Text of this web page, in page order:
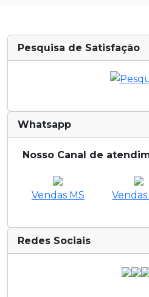
Pesquisa de Satisfação
Whatsapp
Nosso Canal de
Vendas MS
Redes Sociais